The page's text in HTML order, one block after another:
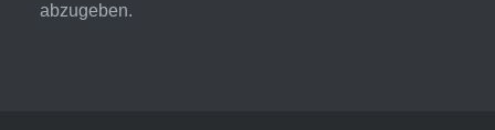
abzugeben.